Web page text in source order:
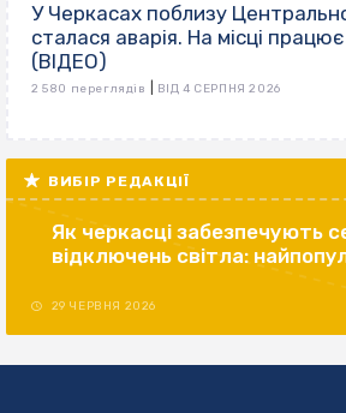
У Черкасах поблизу
сталася аварія. На місці
(ВІДЕО)
2 580 переглядів ВІД 4 СЕРПНЯ 2026
ВИБІР РЕДАКЦІЇ
Як черкасці забезпечують
відключень світла:
29 ЧЕРВНЯ 2026